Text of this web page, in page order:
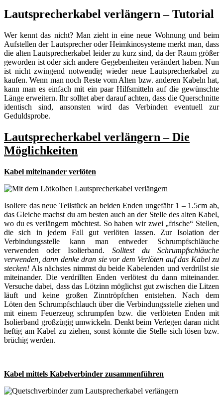
Lautsprecherkabel verlängern – Tutorial
Wer kennt das nicht? Man zieht in eine neue Wohnung und beim
Aufstellen der Lautsprecher oder Heimkinosysteme merkt man, dass
die alten Lautsprecherkabel leider zu kurz sind, da der Raum größer
geworden ist oder sich andere Gegebenheiten verändert haben. Nun
ist nicht zwingend notwendig wieder neue Lautsprecherkabel zu
kaufen. Wenn man noch Reste vom Alten bzw. anderen Kabeln hat,
kann man es einfach mit ein paar Hilfsmitteln auf die gewünschte
Länge erweitern. Ihr solltet aber darauf achten, dass die Querschnitte
identisch sind, ansonsten wird das Verbinden eventuell zur
Geduldsprobe.
Lautsprecherkabel verlängern – Die
Möglichkeiten
Kabel miteinander verlöten
Isoliere das neue Teilstück an beiden Enden ungefähr 1 – 1.5cm ab,
das Gleiche machst du am besten auch an der Stelle des alten Kabel,
wo du es verlängern möchtest. So haben wir zwei „frische“ Stellen,
die sich in jedem Fall gut verlöten lassen. Zur Isolation der
Verbindungsstelle kann man entweder Schrumpfschläuche
verwenden oder Isolierband. Solltest du Schrumpfschläuche
verwenden, dann denke dran sie vor dem Verlöten auf das Kabel zu
stecken! Als nächstes nimmst du beide Kabelenden und verdrillst sie
miteinander. Die verdrillten Enden verlötest du dann miteinander.
Versuche dabei, dass das Lötzinn möglichst gut zwischen die Litzen
läuft und keine großen Zinntröpfchen entstehen. Nach dem
Löten den Schrumpfschlauch über die Verbindungsstelle ziehen und
mit einem Feuerzeug schrumpfen bzw. die verlöteten Enden mit
Isolierband großzügig umwickeln. Denkt beim Verlegen daran nicht
heftig am Kabel zu ziehen, sonst könnte die Stelle sich lösen bzw.
brüchig werden.
Kabel mittels Kabelverbinder zusammenführen